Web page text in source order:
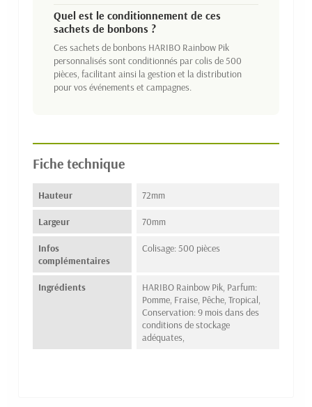
Quel est le conditionnement de ces
sachets de bonbons ?
Ces sachets de bonbons HARIBO Rainbow Pik
personnalisés sont conditionnés par colis de 500
pièces, facilitant ainsi la gestion et la distribution
pour vos événements et campagnes.
Fiche technique
Hauteur 72mm
Largeur 70mm
Infos
complémentaires
Colisage: 500 pièces
Ingrédients
HARIBO Rainbow Pik, Parfum:
Pomme, Fraise, Pêche, Tropical,
Conservation: 9 mois dans des
conditions de stockage
adéquates,